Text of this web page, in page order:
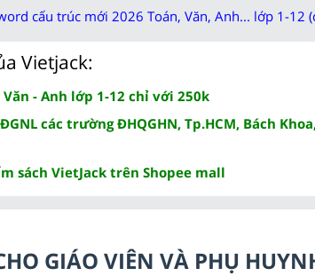
cấu trúc mới 2026 Toán, Văn, Anh... lớp 1-12
Vietjack:
- Anh lớp 1-12 chỉ với 250k
các trường ĐHQGHN, Tp.HCM, Bách
sách VietJack trên Shopee mall
GIÁO VIÊN VÀ PHỤ